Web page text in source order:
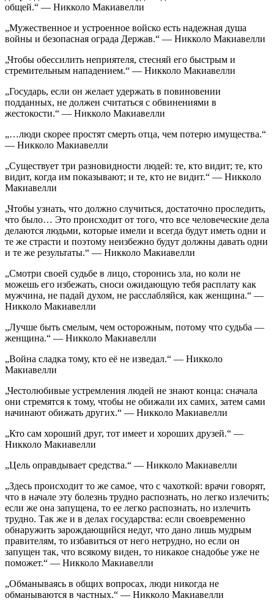
общей.“ — Никколо Макиавелли
„Мужественное и устроенное войско есть надежная душа
войны и безопасная ограда Держав.“ — Никколо Макиавелли
„Чтобы обессилить неприятеля, стесняй его быстрым и
стремительным нападением.“ — Никколо Макиавелли
„Государь, если он желает удержать в повиновении
подданных, не должен считаться с обвинениями в
жестокости.“ — Никколо Макиавелли
„…люди скорее простят смерть отца, чем потерю имущества.“
— Никколо Макиавелли
„Существует три разновидности людей: те, кто видит; те, кто
видит, когда им показывают; и те, кто не видит.“ — Никколо
Макиавелли
„Чтобы узнать, что должно случиться, достаточно проследить,
что было… Это происходит от того, что все человеческие дела
делаются людьми, которые имели и всегда будут иметь одни и
те же страсти и поэтому неизбежно будут должны давать одни
и те же результаты.“ — Никколо Макиавелли
„Смотри своей судьбе в лицо, сторонись зла, но коли не
можешь его избежать, сноси ожидающую тебя расплату как
мужчина, не падай духом, не расслабляйся, как женщина.“ —
Никколо Макиавелли
„Лучше быть смелым, чем осторожным, потому что судьба —
женщина.“ — Никколо Макиавелли
„Война сладка тому, кто её не изведал.“ — Никколо
Макиавелли
„Честолюбивые устремления людей не знают конца: сначала
они стремятся к тому, чтобы не обижали их самих, затем сами
начинают обижать других.“ — Никколо Макиавелли
„Кто сам хороший друг, тот имеет и хороших друзей.“ —
Никколо Макиавелли
„Цель оправдывает средства.“ — Никколо Макиавелли
„Здесь происходит то же самое, что с чахоткой: врачи говорят,
что в начале эту болезнь трудно распознать, но легко излечить;
если же она запущена, то ее легко распознать, но излечить
трудно. Так же и в делах государства: если своевременно
обнаружить зарождающийся недуг, что дано лишь мудрым
правителям, то избавиться от него нетрудно, но если он
запущен так, что всякому виден, то никакое снадобье уже не
поможет.“ — Никколо Макиавелли
„Обманываясь в общих вопросах, люди никогда не
обманываются в частных.“ — Никколо Макиавелли